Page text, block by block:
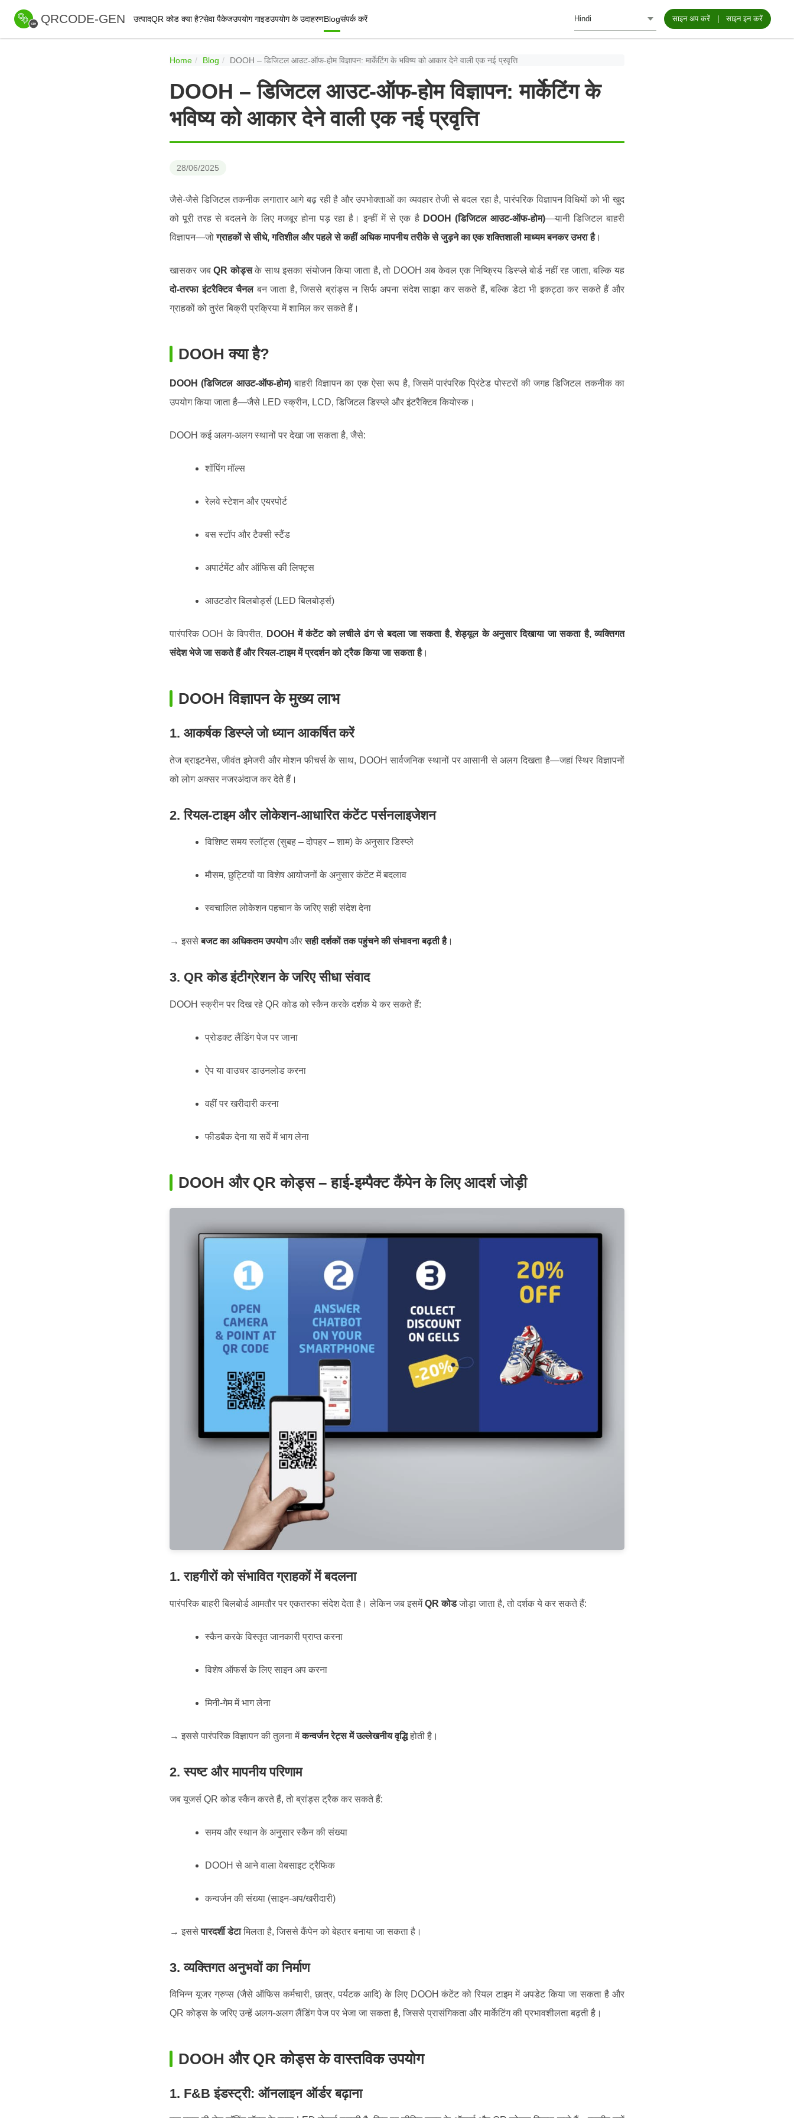
QRCODE-GEN उत्पादQR कोड क्या है?सेवा पैकेजउपयोग गाइडउपयोग के उदाहरणBlogसंपर्क करें साइन अप करें |साइन इन करें
Home Blog DOOH – डिजिटल आउट-ऑफ-होम विज्ञापन: मार्केटिंग के भविष्य को आकार देने वाली एक नई प्रवृत्ति
DOOH – डिजिटल आउट-ऑफ-होम विज्ञापन: मार्केटिंग के
भविष्य को आकार देने वाली एक नई प्रवृत्ति
28/06/2025
जैसे-जैसे डिजिटल तकनीक लगातार आगे बढ़ रही है और उपभोक्ताओं का व्यवहार तेजी से बदल रहा है, पारंपरिक विज्ञापन विधियों को भी खुद
को पूरी तरह से बदलने के लिए मजबूर होना पड़ रहा है। इन्हीं में से एक है DOOH (डिजिटल आउट-ऑफ-होम)—यानी डिजिटल बाहरी
विज्ञापन—जोग्राहकों से सीधे, गतिशील और पहले से कहीं अधिक मापनीय तरीके से जुड़ने का एक शक्तिशाली माध्यम बनकर उभरा है।
खासकर जबQR कोड्सके साथ इसका संयोजन किया जाता है, तो DOOH अब केवल एक निष्क्रिय डिस्प्ले बोर्ड नहीं रह जाता, बल्कि यह
दो-तरफा इंटरैक्टिव चैनलबन जाता है, जिससे ब्रांड्स न सिर्फ अपना संदेश साझा कर सकते हैं, बल्कि डेटा भी इकट्ठा कर सकते हैं और
ग्राहकों को तुरंत बिक्री प्रक्रिया में शामिल कर सकते हैं।
DOOH क्या है?
DOOH (डिजिटल आउट-ऑफ-होम)बाहरी विज्ञापन का एक ऐसा रूप है, जिसमें पारंपरिक प्रिंटेड पोस्टरों की जगह डिजिटल तकनीक का
उपयोग किया जाता है—जैसे LED स्क्रीन, LCD, डिजिटल डिस्प्ले और इंटरैक्टिव कियोस्क।
DOOH कई अलग-अलग स्थानों पर देखा जा सकता है, जैसे:
शॉपिंग मॉल्स
रेलवे स्टेशन और एयरपोर्ट
बस स्टॉप और टैक्सी स्टैंड
अपार्टमेंट और ऑफिस की लिफ्ट्स
आउटडोर बिलबोर्ड्स (LED बिलबोर्ड्स)
पारंपरिक OOH के विपरीत, DOOH में कंटेंट को लचीले ढंग से बदला जा सकता है, शेड्यूल के अनुसार दिखाया जा सकता है, व्यक्तिगत
संदेश भेजे जा सकते हैं और रियल-टाइम में प्रदर्शन को ट्रैक किया जा सकता है।
DOOH विज्ञापन के मुख्य लाभ
1. आकर्षक डिस्प्ले जो ध्यान आकर्षित करें
तेज ब्राइटनेस, जीवंत इमेजरी और मोशन फीचर्स के साथ, DOOH सार्वजनिक स्थानों पर आसानी से अलग दिखता है—जहां स्थिर विज्ञापनों
को लोग अक्सर नजरअंदाज कर देते हैं।
2. रियल-टाइम और लोकेशन-आधारित कंटेंट पर्सनलाइजेशन
विशिष्ट समय स्लॉट्स (सुबह – दोपहर – शाम) के अनुसार डिस्प्ले
मौसम, छुट्टियों या विशेष आयोजनों के अनुसार कंटेंट में बदलाव
स्वचालित लोकेशन पहचान के जरिए सही संदेश देना
→ इससेबजट का अधिकतम उपयोगऔरसही दर्शकों तक पहुंचने की संभावना बढ़ती है।
3. QR कोड इंटीग्रेशन के जरिए सीधा संवाद
DOOH स्क्रीन पर दिख रहे QR कोड को स्कैन करके दर्शक ये कर सकते हैं:
प्रोडक्ट लैंडिंग पेज पर जाना
ऐप या वाउचर डाउनलोड करना
वहीं पर खरीदारी करना
फीडबैक देना या सर्वे में भाग लेना
DOOH और QR कोड्स – हाई-इम्पैक्ट कैंपेन के लिए आदर्श जोड़ी
1. राहगीरों को संभावित ग्राहकों में बदलना
पारंपरिक बाहरी बिलबोर्ड आमतौर पर एकतरफा संदेश देता है। लेकिन जब इसमेंQR कोडजोड़ा जाता है, तो दर्शक ये कर सकते हैं:
स्कैन करके विस्तृत जानकारी प्राप्त करना
विशेष ऑफर्स के लिए साइन अप करना
मिनी-गेम में भाग लेना
→ इससे पारंपरिक विज्ञापन की तुलना मेंकन्वर्जन रेट्स में उल्लेखनीय वृद्धिहोती है।
2. स्पष्ट और मापनीय परिणाम
जब यूजर्स QR कोड स्कैन करते हैं, तो ब्रांड्स ट्रैक कर सकते हैं:
समय और स्थान के अनुसार स्कैन की संख्या
DOOH से आने वाला वेबसाइट ट्रैफिक
कन्वर्जन की संख्या (साइन-अप/खरीदारी)
→ इससेपारदर्शी डेटामिलता है, जिससे कैंपेन को बेहतर बनाया जा सकता है।
3. व्यक्तिगत अनुभवों का निर्माण
विभिन्न यूजर ग्रुप्स (जैसे ऑफिस कर्मचारी, छात्र, पर्यटक आदि) के लिए DOOH कंटेंट को रियल टाइम में अपडेट किया जा सकता है और
QR कोड्स के जरिए उन्हें अलग-अलग लैंडिंग पेज पर भेजा जा सकता है, जिससे प्रासंगिकता और मार्केटिंग की प्रभावशीलता बढ़ती है।
DOOH और QR कोड्स के वास्तविक उपयोग
1. F&B इंडस्ट्री: ऑनलाइन ऑर्डर बढ़ाना